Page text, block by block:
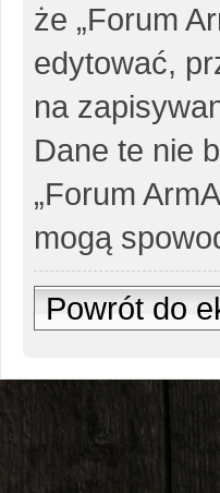
że „Forum
edytować,
na
Dane te nie
„Forum
mogą
Powrót do